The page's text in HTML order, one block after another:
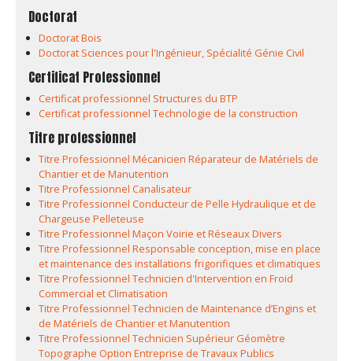
Doctorat
Doctorat Bois
Doctorat Sciences pour l'Ingénieur, Spécialité Génie Civil
Certificat Professionnel
Certificat professionnel Structures du BTP
Certificat professionnel Technologie de la construction
Titre professionnel
Titre Professionnel Mécanicien Réparateur de Matériels de
Chantier et de Manutention
Titre Professionnel Canalisateur
Titre Professionnel Conducteur de Pelle Hydraulique et de
Chargeuse Pelleteuse
Titre Professionnel Maçon Voirie et Réseaux Divers
Titre Professionnel Responsable conception, mise en place
et maintenance des installations frigorifiques et climatiques
Titre Professionnel Technicien d'Intervention en Froid
Commercial et Climatisation
Titre Professionnel Technicien de Maintenance d’Engins et
de Matériels de Chantier et Manutention
Titre Professionnel Technicien Supérieur Géomètre
Topographe Option Entreprise de Travaux Publics